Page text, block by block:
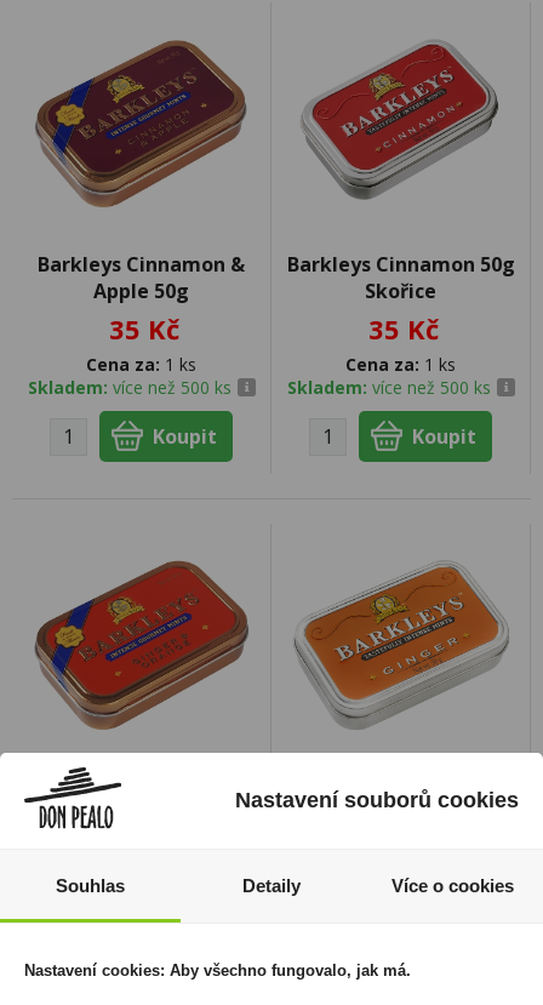
Barkleys Cinnamon &
Apple 50g
35 Kč
Cena za: 1 ks
Skladem: více než 500 ks
Barkleys Cinnamon 50g
Skořice
35 Kč
Cena za: 1 ks
Skladem: více než 500 ks
Barkleys Ginger &
Orange 50g
Cena za:
Barkleys Ginger 50g
Skladem:
více než 500 ks
Nastavení souborů cookies
Souhlas Detaily Více o cookies
Nastavení cookies: Aby všechno fungovalo, jak má.